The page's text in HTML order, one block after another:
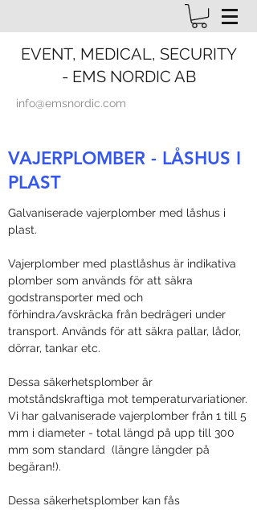
EVENT, MEDICAL, SECURITY
- EMS NORDIC AB
info@emsnordic.com
VAJERPLOMBER - LÅSHUS I
PLAST
Galvaniserade vajerplomber med låshus i
plast.
Vajerplomber med plastlåshus är indikativa
plomber som används för att säkra
godstransporter med och
förhindra/avskräcka från bedrägeri under
transport. Används för att säkra pallar, lådor,
dörrar, tankar etc.
Dessa säkerhetsplomber är
motståndskraftiga mot temperaturvariationer.
Vi har galvaniserade vajerplomber från 1 till 5
mm i diameter - total längd på upp till 300
mm som standard (längre längder på
begäran!).
Dessa säkerhetsplomber kan fås